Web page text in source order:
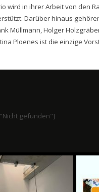
wird in ihrer Arbeit von den
Darüber hinaus
Müllmann, Holger
Ploenes ist die einzige
gefunden"]